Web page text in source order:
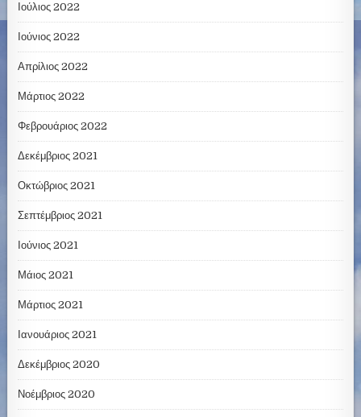
Ιούλιος 2022
Ιούνιος 2022
Απρίλιος 2022
Μάρτιος 2022
Φεβρουάριος 2022
Δεκέμβριος 2021
Οκτώβριος 2021
Σεπτέμβριος 2021
Ιούνιος 2021
Μάιος 2021
Μάρτιος 2021
Ιανουάριος 2021
Δεκέμβριος 2020
Νοέμβριος 2020